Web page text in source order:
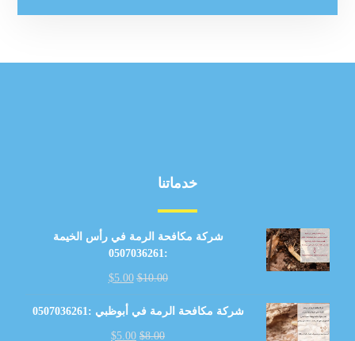
خدماتنا
شركة مكافحة الرمة في رأس الخيمة
:0507036261
$10.00
$5.00
شركة مكافحة الرمة في أبوظبي :0507036261
$8.00
$5.00